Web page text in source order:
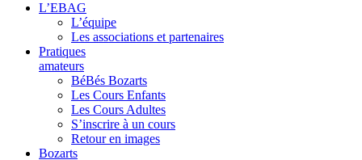
L’EBAG
L’équipe
Les associations et partenaires
Pratiques
amateurs
BéBés Bozarts
Les Cours Enfants
Les Cours Adultes
S’inscrire à un cours
Retour en images
Bozarts